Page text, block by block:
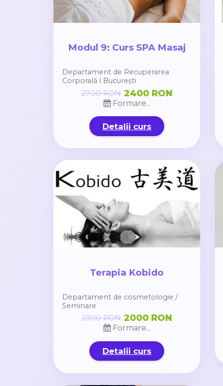
Modul 9: Curs SPA Masaj
Departament de Recuperarea
Corporală l București
Formare...
2700 RON 2400 RON
Detalii curs
Terapia Kobido
Departament de cosmetologie /
Seminare
Formare...
2300 RON 2000 RON
Detalii curs